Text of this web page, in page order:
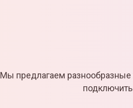
Мы предлагаем